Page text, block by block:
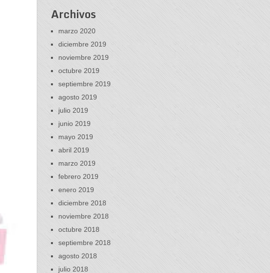
Archivos
marzo 2020
diciembre 2019
noviembre 2019
octubre 2019
septiembre 2019
agosto 2019
julio 2019
junio 2019
mayo 2019
abril 2019
marzo 2019
febrero 2019
enero 2019
diciembre 2018
noviembre 2018
octubre 2018
septiembre 2018
agosto 2018
julio 2018